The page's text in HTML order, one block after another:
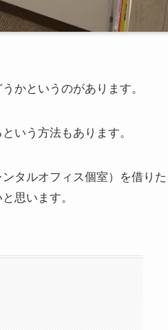
かというのがあります。
いう方法もあります。
タルオフィス個室）を借りた
思います。